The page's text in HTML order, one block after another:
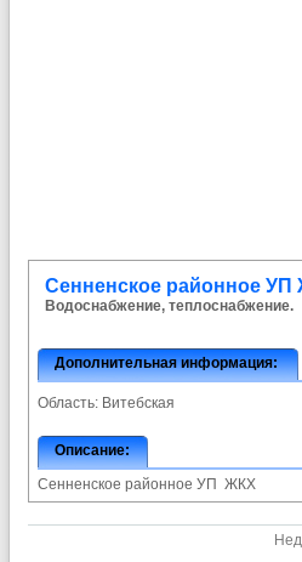
Сенненское районное УП
Водоснабжение, теплоснабжение.
Дополнительная информация:
Область: Витебская
Описание:
Сенненское районное УП ЖКХ